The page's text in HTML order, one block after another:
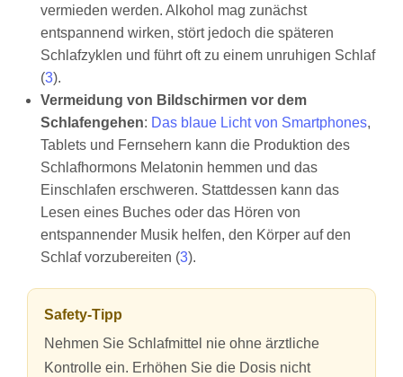
vermieden werden. Alkohol mag zunächst
entspannend wirken, stört jedoch die späteren
Schlafzyklen und führt oft zu einem unruhigen Schlaf
(3).
Vermeidung von Bildschirmen vor dem
Schlafengehen: Das blaue Licht von Smartphones,
Tablets und Fernsehern kann die Produktion des
Schlafhormons Melatonin hemmen und das
Einschlafen erschweren. Stattdessen kann das
Lesen eines Buches oder das Hören von
entspannender Musik helfen, den Körper auf den
Schlaf vorzubereiten (3).
Safety-Tipp
Nehmen Sie Schlafmittel nie ohne ärztliche
Kontrolle ein. Erhöhen Sie die Dosis nicht